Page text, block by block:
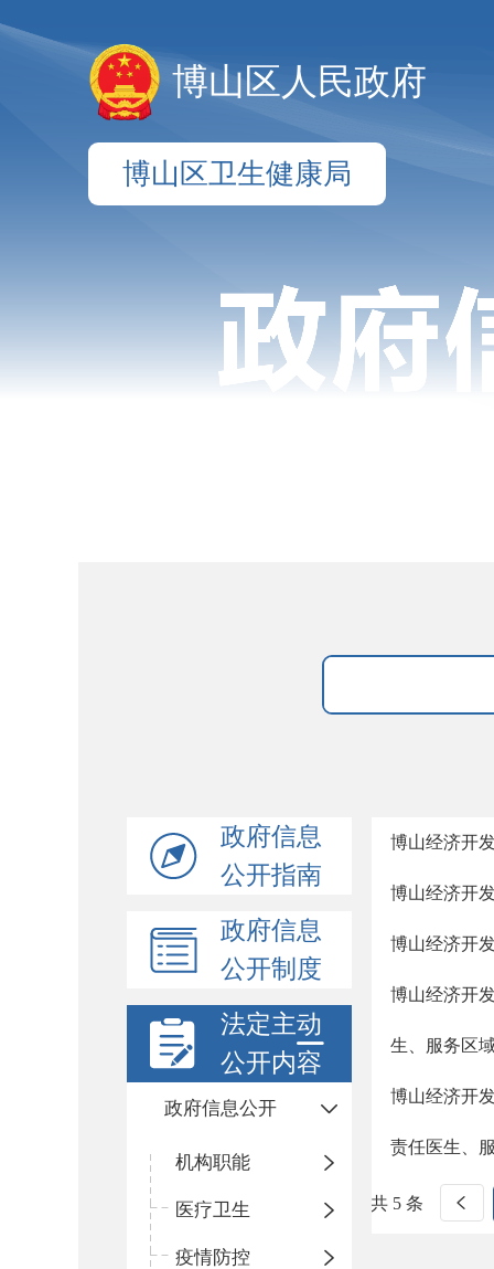
博山区人民政府
博山区卫生健康局
政府信息
公开指南
政府信息
公开制度
法定主动
公开内容
政府信息公开
机构职能
医疗卫生
疫情防控
博山经济开
博山经济开
博山经济开
博山经济开
生、服务区
博山经济开
责任医生、
共 5 条